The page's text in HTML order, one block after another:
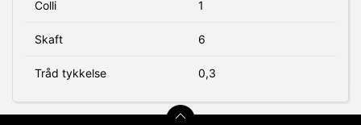
Colli 1
Skaft 6
Tråd tykkelse 0,3